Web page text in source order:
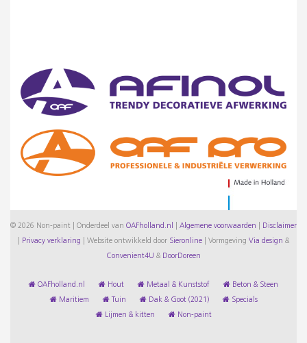
© 2026 Non-paint | Onderdeel van OAFholland.nl Algemene voorwaarden Disclaimer
Privacy verklaring Website ontwikkeld door Sieronline Vormgeving Via design &
Convenient4U & DoorDoreen
OAFholland.nl Hout Metaal & Kunststof Beton & Steen
Maritiem Tuin Dak & Goot (2021) Specials
Lijmen & kitten Non-paint